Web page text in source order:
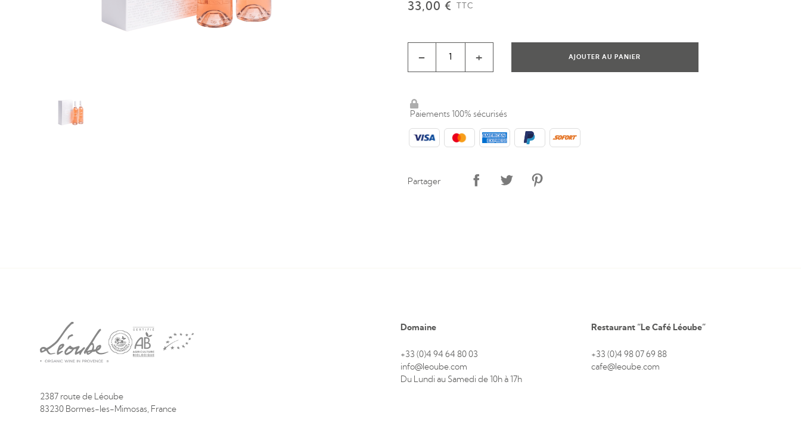
33,00 € TTC
- + AJOUTER AU PANIER
Paiements 100% sécurisés
Partager
2387 route de Léoube
83230 Bormes-les-Mimosas, France
Domaine
+33 (0)4 94 64 80 03
info@leoube.com
Du Lundi au Samedi de 10h à 17h
Restaurant “Le Café Léoube”
+33 (0)4 98 07 69 88
cafe@leoube.com